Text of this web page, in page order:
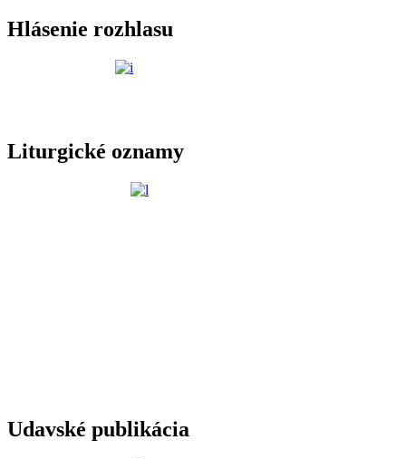
Hlásenie rozhlasu
Liturgické oznamy
Udavské publikácia